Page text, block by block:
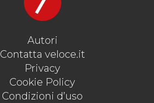
Autori
Contatta veloce.it
Privacy
Cookie Policy
Condizioni d’uso